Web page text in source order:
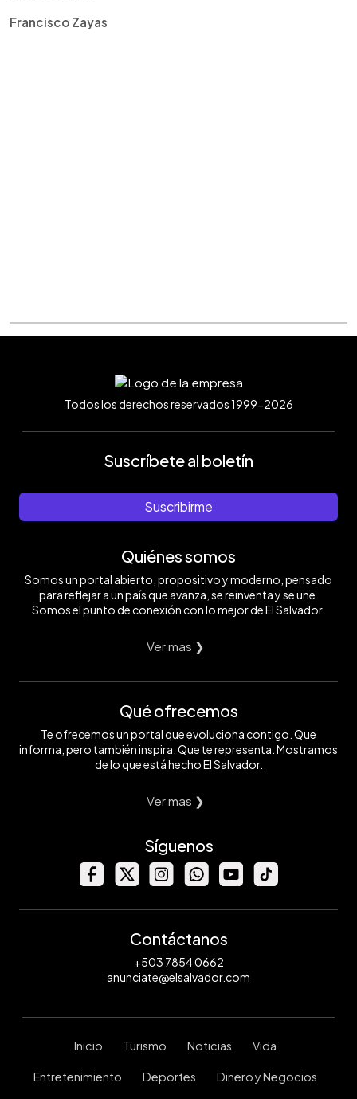
Francisco Zayas
Todos los derechos reservados 1999-2026
Suscríbete al boletín
Suscribirme
Quiénes somos
Somos un portal abierto, propositivo y moderno, pensado
para reflejar a un país que avanza, se reinventa y se une.
Somos el punto de conexión con lo mejor de El Salvador.
Ver mas ❯
Qué ofrecemos
Te ofrecemos un portal que evoluciona contigo. Que
informa, pero también inspira. Que te representa. Mostramos
de lo que está hecho El Salvador.
Ver mas ❯
Síguenos
Contáctanos
+503 7854 0662
anunciate@elsalvador.com
Inicio Turismo Noticias Vida
Entretenimiento Deportes Dinero y Negocios